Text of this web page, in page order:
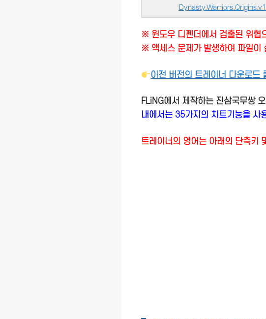
※ 윈도우 디펜더에서 검출된 위협
※ 액세스 문제가 발생하여 파일
이전 버전의 트레이너 다운로드
FLiNG에서 제작하는 진삼국무쌍
내에서는 35가지의 치트기능을 사
트레이너의 영어는 아래의 단축키